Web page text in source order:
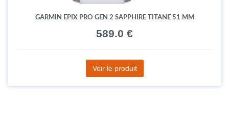
GARMIN EPIX PRO GEN 2 SAPPHIRE TITANE 51 MM
589.0 €
Voir le produit